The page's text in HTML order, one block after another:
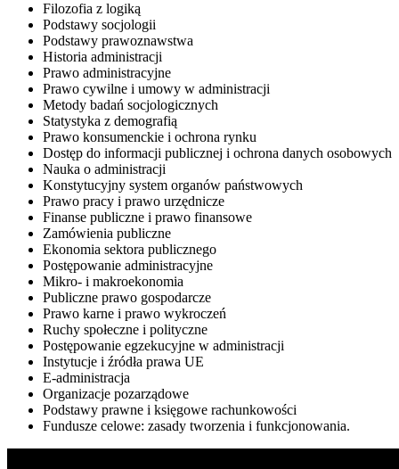
Filozofia z logiką
Podstawy socjologii
Podstawy prawoznawstwa
Historia administracji
Prawo administracyjne
Prawo cywilne i umowy w administracji
Metody badań socjologicznych
Statystyka z demografią
Prawo konsumenckie i ochrona rynku
Dostęp do informacji publicznej i ochrona danych osobowych
Nauka o administracji
Konstytucyjny system organów państwowych
Prawo pracy i prawo urzędnicze
Finanse publiczne i prawo finansowe
Zamówienia publiczne
Ekonomia sektora publicznego
Postępowanie administracyjne
Mikro- i makroekonomia
Publiczne prawo gospodarcze
Prawo karne i prawo wykroczeń
Ruchy społeczne i polityczne
Postępowanie egzekucyjne w administracji
Instytucje i źródła prawa UE
E-administracja
Organizacje pozarządowe
Podstawy prawne i księgowe rachunkowości
Fundusze celowe: zasady tworzenia i funkcjonowania.